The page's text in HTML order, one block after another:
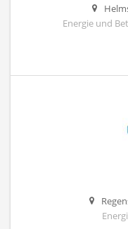
Energie und